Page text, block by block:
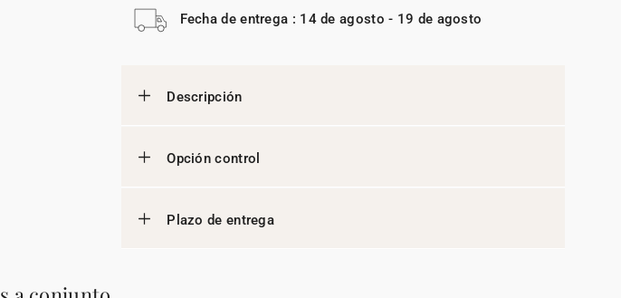
Fecha de entrega : 14 de agosto - 19 de agosto
Descripción
Opción control
Plazo de entrega